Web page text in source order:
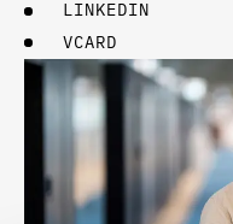
LINKEDIN
VCARD